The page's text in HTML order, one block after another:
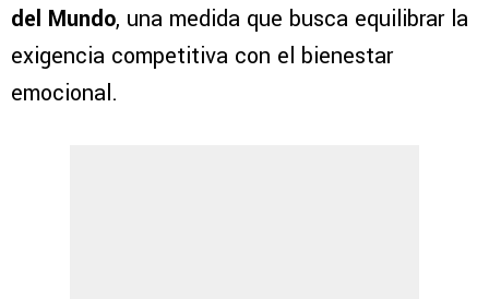
del Mundo, una medida que busca equilibrar la
exigencia competitiva con el bienestar
emocional.